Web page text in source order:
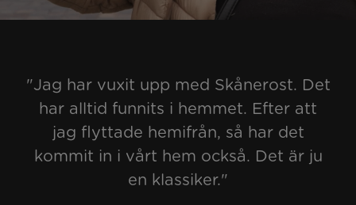
"Jag har vuxit upp med Skånerost. Det
har alltid funnits i hemmet. Efter att
jag flyttade hemifrån, så har det
kommit in i vårt hem också. Det är ju
en klassiker."